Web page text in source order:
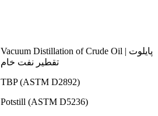
Vacuum Distillation of Crude Oil | پایلوت
تقطیر نفت خام
TBP (ASTM D2892)
Potstill (ASTM D5236)